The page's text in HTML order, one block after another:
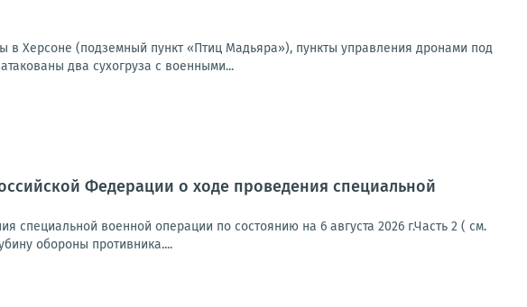
в Херсоне (подземный пункт «Птиц Мадьяра»), пункты управления дронами под
два сухогруза с военными...
Федерации о ходе проведения специальной
военной операции по состоянию на 6 августа 2026 г.Часть 2 ( см.
обороны противника....